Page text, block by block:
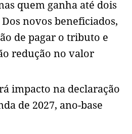
quem ganha até dois
novos beneficiados,
de pagar o tributo e
redução no valor
impacto na declaração
de 2027, ano-base